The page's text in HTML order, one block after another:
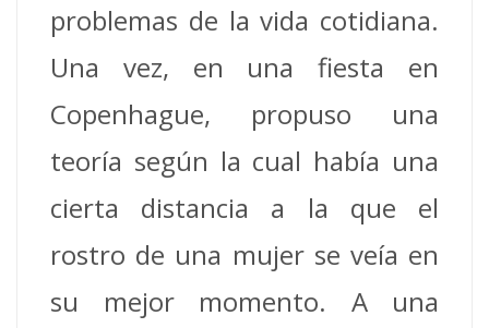
problemas de la vida cotidiana.
Una vez, en una fiesta en
Copenhague, propuso una
teoría según la cual había una
cierta distancia a la que el
rostro de una mujer se veía en
su mejor momento. A una